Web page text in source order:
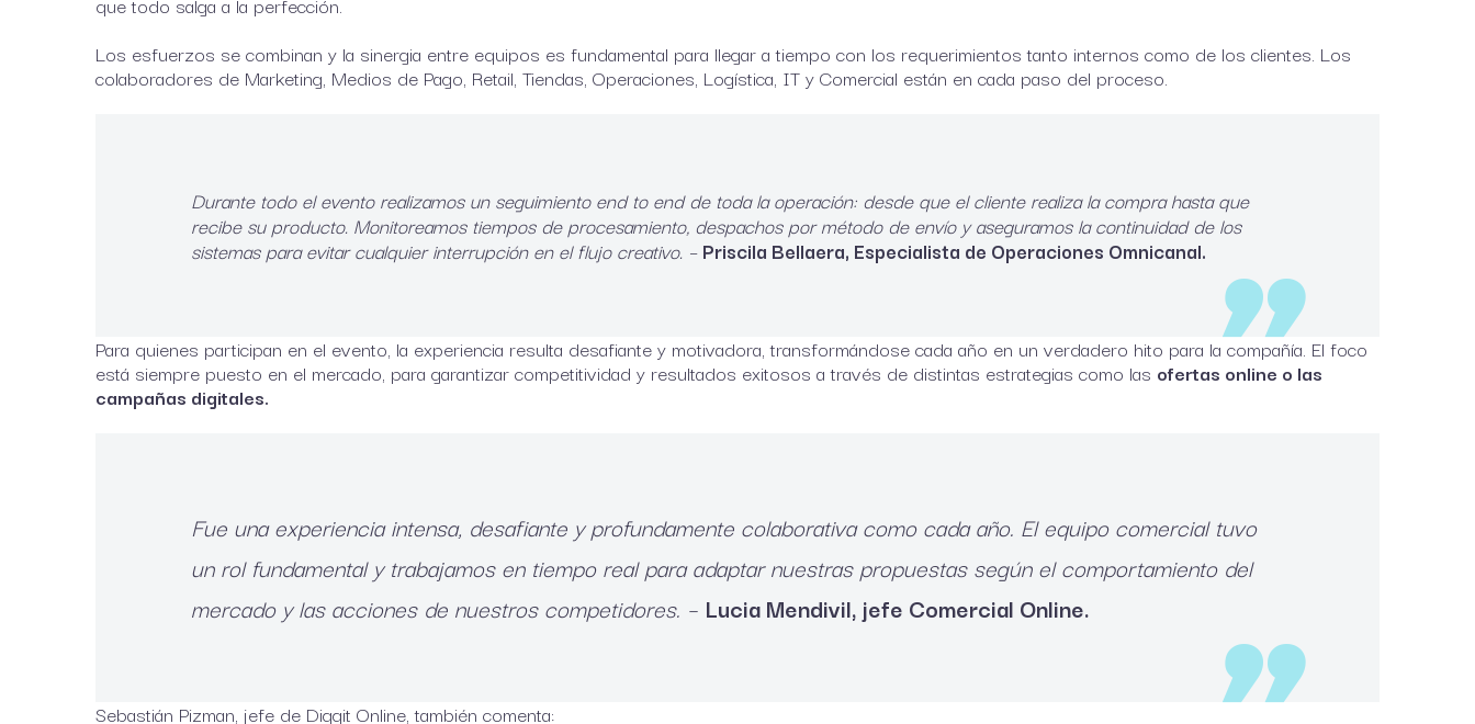
Los esfuerzos se combinan y la sinergia entre equipos es fundamental para llegar a tiempo con los requerimientos tanto internos como de los clientes. Los
colaboradores de Marketing, Medios de Pago, Retail, Tiendas, Operaciones, Logística, IT y Comercial están en cada paso del proceso.
Durante todo el evento realizamos un seguimiento end to end de toda la operación: desde que el cliente realiza la compra hasta que
recibe su producto. Monitoreamos tiempos de procesamiento, despachos por método de envío y aseguramos la continuidad de los
sistemas para evitar cualquier interrupción en el flujo creativo. –Priscila Bellaera, Especialista de Operaciones Omnicanal.
Para quienes participan en el evento, la experiencia resulta desafiante y motivadora, transformándose cada año en un verdadero hito para la compañía. El foco
está siempre puesto en el mercado, para garantizar competitividad y resultados exitosos a través de distintas estrategias como las ofertas online o las
campañas digitales.
Fue una experiencia intensa, desafiante y profundamente colaborativa como cada año. El equipo comercial tuvo
un rol fundamental y trabajamos en tiempo real para adaptar nuestras propuestas según el comportamiento del
mercado y las acciones de nuestros competidores. – Lucia Mendivil, jefe Comercial Online.
Sebastián Pizman, jefe de Diggit Online, también comenta: